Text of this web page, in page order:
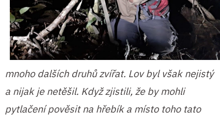
mnoho dalších druhů zvířat. Lov byl však nejistý
a nijak je netěšil. Když zjistili, že by mohli
pytlačení pověsit na hřebík a místo toho tato